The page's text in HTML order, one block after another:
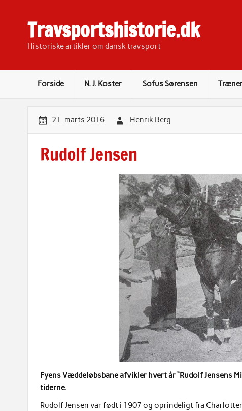
Travsportshistorie.dk
Historiske artikler om dansk travsport
Forside N. J. Koster Sofus Sørensen
21. marts 2016 Henrik Berg
Rudolf Jensen
Fyens Væddeløbsbane afvikler hvert år “Rudolf Jensens
tiderne.
Rudolf Jensen var født i 1907 og oprindeligt fra